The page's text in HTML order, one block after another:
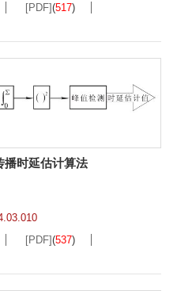
[PDF](517)
播时延估计算法
[PDF](537)